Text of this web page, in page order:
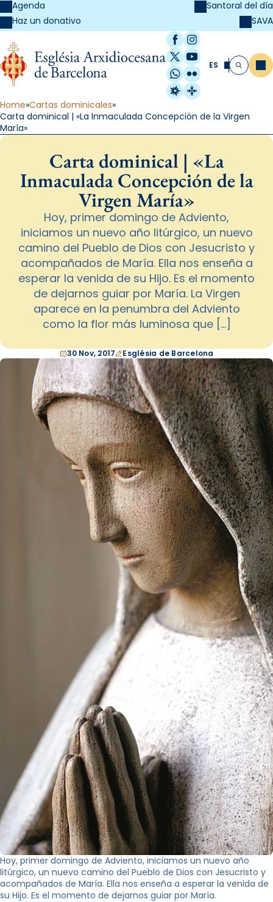
Agenda
Haz un donativo
Santoral del día
SAVA
Facebook
Instagram
X / Twitter
YouTube
WhatsApp
Flickr
Radio Estel
Catalunya
ES Buscar
Home Cartas dominicales
Carta dominical | «La Inmaculada Concepción de la Virgen
María»
Carta dominical | «La
Inmaculada Concepción de la
Virgen María»
Hoy, primer domingo de Adviento,
iniciamos un nuevo año litúrgico, un nuevo
camino del Pueblo de Dios con Jesucristo y
acompañados de María. Ella nos enseña a
esperar la venida de su Hijo. Es el momento
de dejarnos guiar por María. La Virgen
aparece en la penumbra del Adviento
como la flor más luminosa que […]
30 Nov, 2017 Església de Barcelona
Hoy, primer domingo de Adviento, iniciamos un nuevo año
litúrgico, un nuevo camino del Pueblo de Dios con Jesucristo y
acompañados de María. Ella nos enseña a esperar la venida de
su Hijo. Es el momento de dejarnos guiar por María.